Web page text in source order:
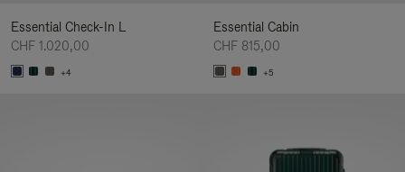
Essential Check-In L
CHF 1.020,00
+4
Essential Cabin
CHF 815,00
+5